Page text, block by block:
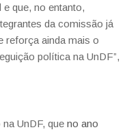
que, no entanto,
da comissão já
reforça ainda mais o
política na UnDF”,
UnDF, que no ano